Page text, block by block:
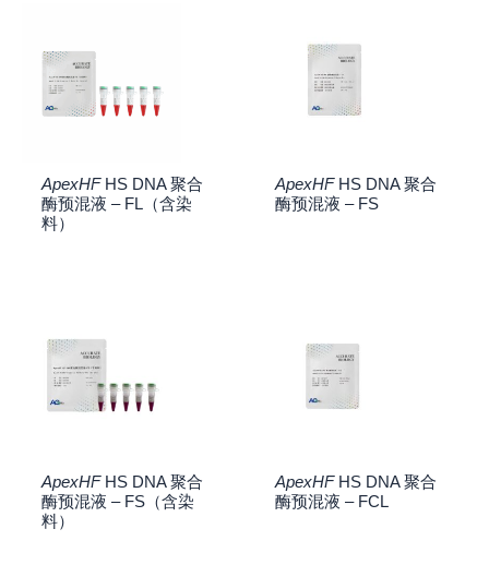
ApexHFHS DNA 聚合
酶预混液 – FL（含染
料）
ApexHFHS DNA 聚合
酶预混液 – FS
ApexHFHS DNA 聚合
酶预混液 – FS（含染
料）
ApexHFHS DNA 聚合
酶预混液 – FCL